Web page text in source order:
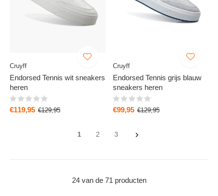
Cruyff
Endorsed Tennis wit sneakers
heren
€119,95 €129,95
Cruyff
Endorsed Tennis grijs blauw
sneakers heren
€99,95 €129,95
1 2 3
24 van de 71 producten